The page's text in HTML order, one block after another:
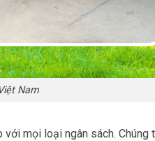
Nam
mọi loại ngân sách. Chúng